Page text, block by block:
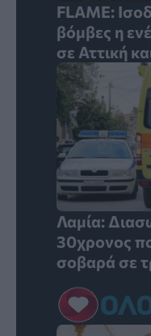
FLAME:
βόμβες η
σε Αττική
Λαμία:
30χρονος
σοβαρά σε